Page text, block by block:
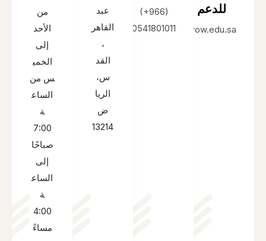
للدعم
info@here2grow.edu.sa
‪(+966)‬
0541801011
عبد
القاهر
،
القد
س،
الريا
ض
13214
من
الأحد
إلى
الخمي
س من
الساع
ة
7:00
صباحًا
إلى
الساع
ة
4:00
مساءً